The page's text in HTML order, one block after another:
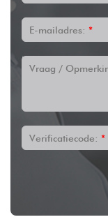
E-mailadres: *
Vraag /
Verificatiecode: *